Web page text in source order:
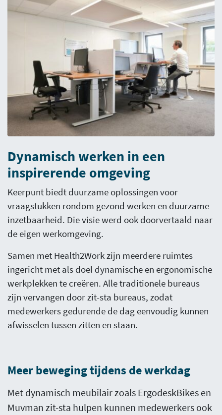
Dynamisch werken in een
inspirerende omgeving
Keerpunt biedt duurzame oplossingen voor
vraagstukken rondom gezond werken en duurzame
inzetbaarheid. Die visie werd ook doorvertaald naar
de eigen werkomgeving.
Samen met Health2Work zijn meerdere ruimtes
ingericht met als doel dynamische en ergonomische
werkplekken te creëren. Alle traditionele bureaus
zijn vervangen door zit-sta bureaus, zodat
medewerkers gedurende de dag eenvoudig kunnen
afwisselen tussen zitten en staan.
Meer beweging tijdens de werkdag
Met dynamisch meubilair zoals ErgodeskBikes en
Muvman zit-sta hulpen kunnen medewerkers ook